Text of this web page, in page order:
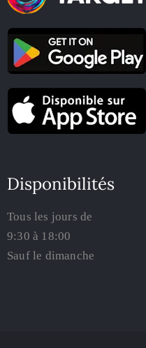
Disponibilités
Tous les jours de
9:30 à 18:00
Sauf le dimanche